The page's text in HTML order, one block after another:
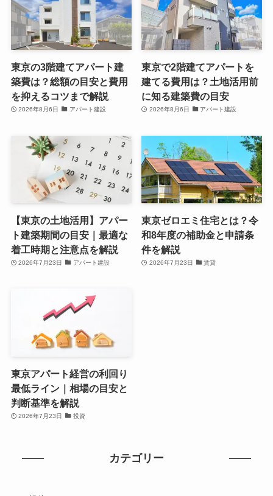
東京の3階建てアパート建
築費は？総額の目安と費用
を抑えるコツまで解説
2026年8月6日 アパート建設
東京で2階建てアパートを
建てる費用は？土地活用前
に知る建築費の目安
2026年8月6日 アパート建設
【東京の土地活用】アパー
ト建築期間の目安｜最適な
着工時期と注意点を解説
2026年7月23日 アパート建設
東京ゼロエミ住宅とは？令
和8年度の補助金と申請条
件を解説
2026年7月23日 賃貸
東京アパート経営の利回り
最低ライン｜相場の目安と
判断基準を解説
2026年7月23日 投資
カテゴリー